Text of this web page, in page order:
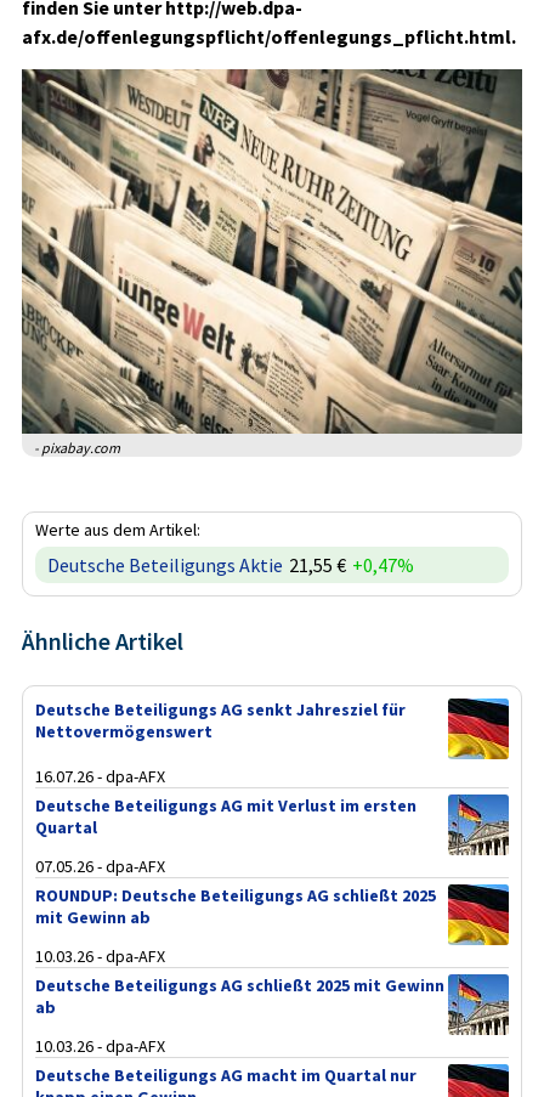
finden Sie unter http://web.dpa-
afx.de/offenlegungspflicht/offenlegungs_pflicht.html.
- pixabay.com
Werte aus dem Artikel:
Deutsche Beteiligungs Aktie 21,55 € +0,47%
Ähnliche Artikel
Deutsche Beteiligungs AG senkt Jahresziel für
Nettovermögenswert
16.07.26 - dpa-AFX
Deutsche Beteiligungs AG mit Verlust im ersten
Quartal
07.05.26 - dpa-AFX
ROUNDUP: Deutsche Beteiligungs AG schließt 2025
mit Gewinn ab
10.03.26 - dpa-AFX
Deutsche Beteiligungs AG schließt 2025 mit Gewinn
ab
10.03.26 - dpa-AFX
Deutsche Beteiligungs AG macht im Quartal nur